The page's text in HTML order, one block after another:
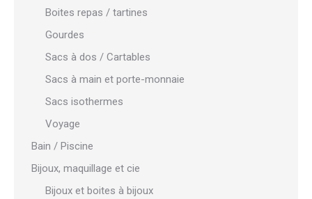
Boites repas / tartines
Gourdes
Sacs à dos / Cartables
Sacs à main et porte-monnaie
Sacs isothermes
Voyage
Bain / Piscine
Bijoux, maquillage et cie
Bijoux et boites à bijoux